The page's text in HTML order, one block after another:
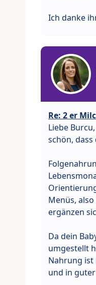
Ich danke
Re: 2 er
Liebe Burcu,
schön,
Menüs,
ergänzen
Da dein
umgestellt
Nahrung ist
und in